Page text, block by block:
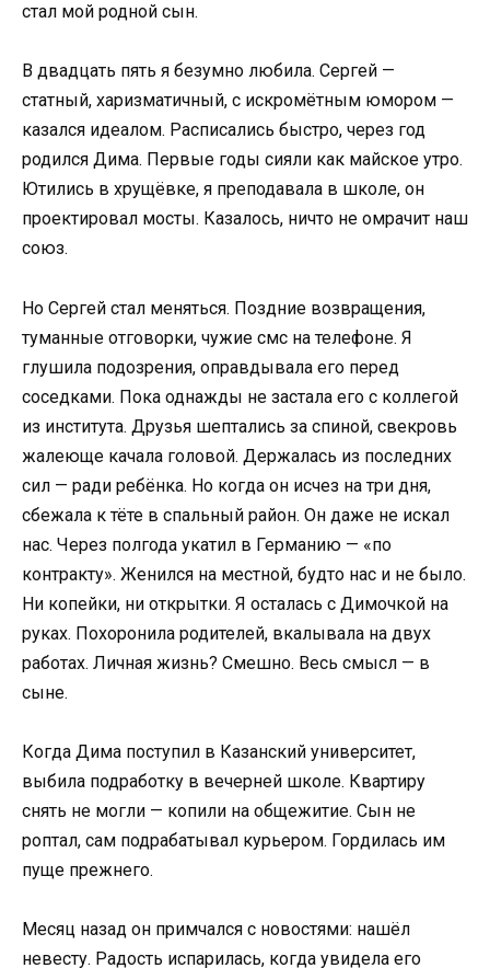
стал мой родной сын.
В двадцать пять я безумно любила. Сергей —
статный, харизматичный, с искромётным юмором —
казался идеалом. Расписались быстро, через год
родился Дима. Первые годы сияли как майское утро.
Ютились в хрущёвке, я преподавала в школе, он
проектировал мосты. Казалось, ничто не омрачит наш
союз.
Но Сергей стал меняться. Поздние возвращения,
туманные отговорки, чужие смс на телефоне. Я
глушила подозрения, оправдывала его перед
соседками. Пока однажды не застала его с коллегой
из института. Друзья шептались за спиной, свекровь
жалеюще качала головой. Держалась из последних
сил — ради ребёнка. Но когда он исчез на три дня,
сбежала к тёте в спальный район. Он даже не искал
нас. Через полгода укатил в Германию — «по
контракту». Женился на местной, будто нас и не было.
Ни копейки, ни открытки. Я осталась с Димочкой на
руках. Похоронила родителей, вкалывала на двух
работах. Личная жизнь? Смешно. Весь смысл — в
сыне.
Когда Дима поступил в Казанский университет,
выбила подработку в вечерней школе. Квартиру
снять не могли — копили на общежитие. Сын не
роптал, сам подрабатывал курьером. Гордилась им
пуще прежнего.
Месяц назад он примчался с новостями: нашёл
невесту. Радость испарилась, когда увидела его